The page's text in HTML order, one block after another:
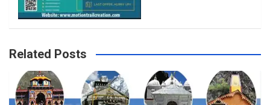
Related Posts